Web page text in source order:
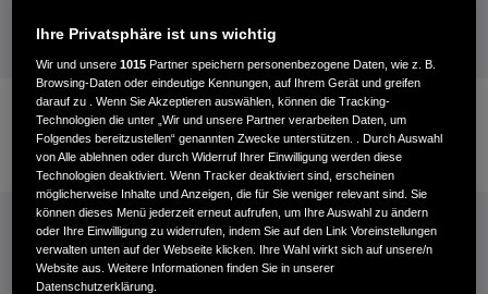
INFORMATIONEN: KRAFTSTOFFVERBRAUCH/CO2-EMISSIONEN (PDF, 42 KB)
Kraftstoffverbrauch Jazz e:HEV in l/100 km: kombiniert 4,6−4,8. CO₂-
Emissionen in g/km: kombiniert 104−109. CO₂-Klasse: C.
Ihre Privatsphäre ist uns wichtig
Wir und unsere1015 Partner speichern personenbezogene Daten, wie z. B.
Browsing-Daten oder eindeutige Kennungen, auf Ihrem Gerät und greifen
darauf zu . Wenn Sie Akzeptieren auswählen, können die Tracking-
Technologien die unter „Wir und unsere Partner verarbeiten Daten, um
Folgendes bereitzustellen“ genannten Zwecke unterstützen. . Durch Auswahl
von Alle ablehnen oder durch Widerruf Ihrer Einwilligung werden diese
Technologien deaktiviert. Wenn Tracker deaktiviert sind, erscheinen
möglicherweise Inhalte und Anzeigen, die für Sie weniger relevant sind. Sie
können dieses Menü jederzeit erneut aufrufen, um Ihre Auswahl zu ändern
oder Ihre Einwilligung zu widerrufen, indem Sie auf den Link Voreinstellungen
verwalten unten auf der Webseite klicken. Ihre Wahl wirkt sich auf unsere/n
Website aus. Weitere Informationen finden Sie in unserer
Datenschutzerklärung.